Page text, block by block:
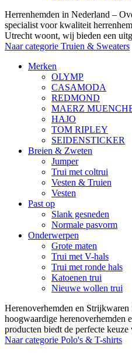
Herrenhemden in Nederland –
specialist voor kwaliteit
Utrecht woont, wij bieden een
Naar categorie Truien & Sweaters
Merken
OLYMP
CASAMODA
REDMOND
MAERZ
HAJO
TOM RIPLEY
SEIDENSTICKER
Breien & Zweten
Jumper
Trui met coltrui
Vesten & Truien
Vesten
Past op
Slank gesneden
Normale pasvorm
Onderwerpen
Grote maten
Trui met V-hals
Trui met ronde hals
Katoenen trui
Nieuwe wollen trui
Herenoverhemden en
hoogwaardige herenoverhemden
producten biedt de perfecte
Naar categorie Polo's & T-shirts